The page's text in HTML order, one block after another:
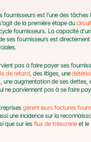
fournisseurs est l’une des
de la première étape du
fournisseurs. La capacité
ses fournisseurs est directement
pas à faire payer ses
de retard, des litiges, une
, une augmentation de ses dettes,
ne parviennent pas à se faire
gèrent leurs factures
une incidence sur la
que sur les flux de trésorerie et le